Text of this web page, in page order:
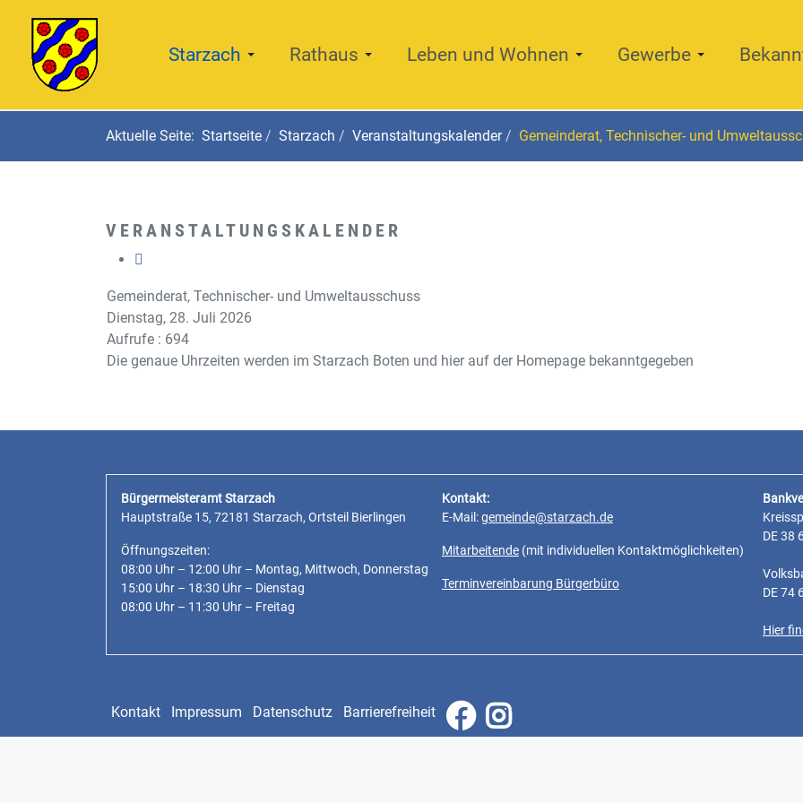
Starzach Rathaus Leben und Wohnen Gewerbe
Aktuelle Seite: Startseite Starzach Veranstaltungskalender Gemeinderat, Technischer- und
VERANSTALTUNGSKALENDER
Gemeinderat, Technischer- und Umweltausschuss
Dienstag, 28. Juli 2026
Aufrufe : 694
Die genaue Uhrzeiten werden im Starzach Boten und hier auf der Homepage bekanntgegeben
Bürgermeisteramt Starzach
Hauptstraße 15, 72181 Starzach, Ortsteil Bierlingen
Öffnungszeiten:
08:00 Uhr – 12:00 Uhr – Montag, Mittwoch, Donnerstag
15:00 Uhr – 18:30 Uhr – Dienstag
08:00 Uhr – 11:30 Uhr – Freitag
Kontakt:
E-Mail:gemeinde@starzach.de
Mitarbeitende (mit individuellen Kontaktmöglichkeiten)
Terminvereinbarung Bürgerbüro
DE 38
DE 74
Hier
Kontakt Impressum Datenschutz Barrierefreiheit